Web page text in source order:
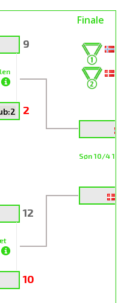
Finale
9
2
12
10
Søn 10/4